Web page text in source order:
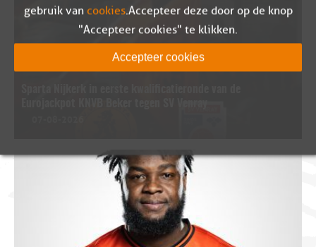
gebruik van cookies. Accepteer deze door op de knop
"Accepteer cookies" te klikken.
Accepteer cookies